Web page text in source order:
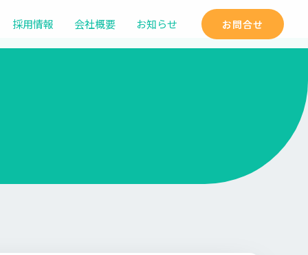
採用情報 会社概要 お知らせ お問合せ